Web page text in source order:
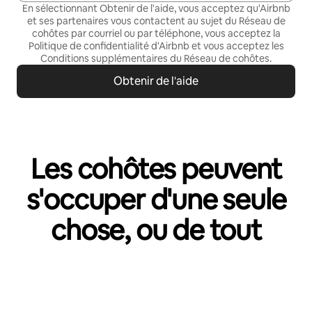
En sélectionnant Obtenir de l'aide, vous acceptez qu'Airbnb
et ses partenaires vous contactent au sujet du Réseau de
cohôtes par courriel ou par téléphone, vous acceptez la
Politique de confidentialitéd'Airbnb et vous acceptez les
Conditions supplémentaires du Réseau de cohôtes.
Obtenir de l'aide
Les cohôtes peuvent
s'occuper d'une seule
chose, ou de tout